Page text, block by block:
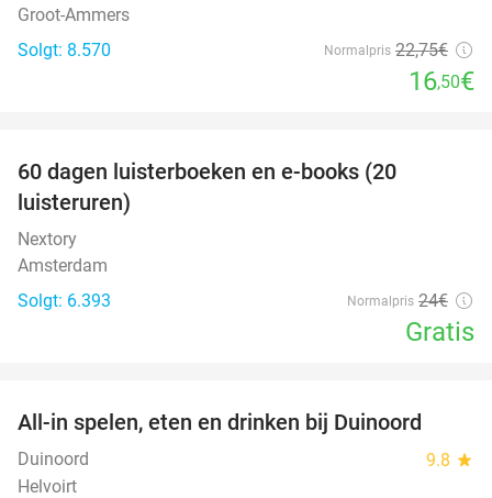
Groot-Ammers
Solgt: 8.570
Normalpris 22,75€
16,50€
60 dagen luisterboeken en e-books (20
luisteruren)
Nextory
Amsterdam
Solgt: 6.393
Normalpris 24€
Gratis
All-in spelen, eten en drinken bij Duinoord
Duinoord 9.8 star
Helvoirt